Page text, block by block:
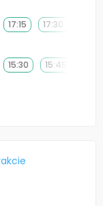
17:15 17:30
15:30 15:45